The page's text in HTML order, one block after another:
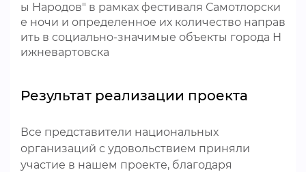
ы Народов" в рамках фестиваля Самотлорски
е ночи и определенное их количество направ
ить в социально-значимые объекты города Н
ижневартовска
Результат реализации проекта
Все представители национальных
организаций с удовольствием приняли
участие в нашем проекте, благодаря